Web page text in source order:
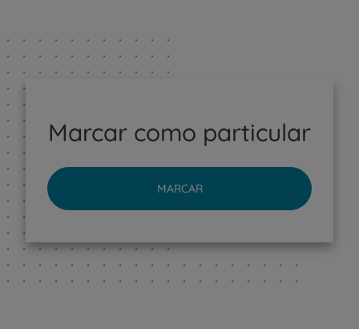
Marcar como particular
MARCAR